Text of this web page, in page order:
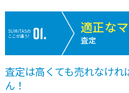
SUMiTASの
ここが違う!
適正な
査定
査定は高くても売れなけれ
ん！